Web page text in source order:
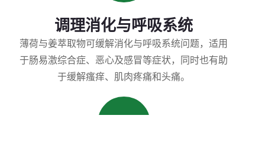
调理消化与呼吸系统
薄荷与姜萃取物可缓解消化与呼吸系统问题，适用
于肠易激综合症、恶心及感冒等症状，同时也有助
于缓解瘙痒、肌肉疼痛和头痛。